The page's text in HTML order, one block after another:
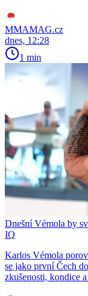
MMAMAG.cz
dnes, 12:28
1 min
Dnešní Vémola by
IQ
Karlos Vémola
se jako první Čech
zkušenosti, kondice